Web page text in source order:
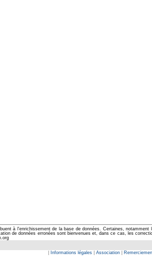
à l'enrichissement de la base de données. Certaines,
de données erronées sont bienvenues et, dans ce cas, les
Informations légales Association